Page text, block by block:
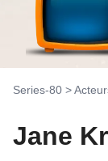
Series-80 >
Jane